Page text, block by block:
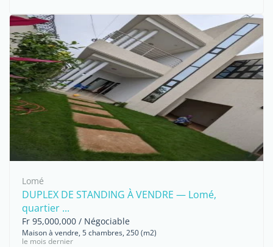
Lomé
DUPLEX DE STANDING À VENDRE — Lomé,
quartier ...
Fr 95,000,000 / Négociable
Maison à vendre, 5 chambres, 250 (m2)
le mois dernier